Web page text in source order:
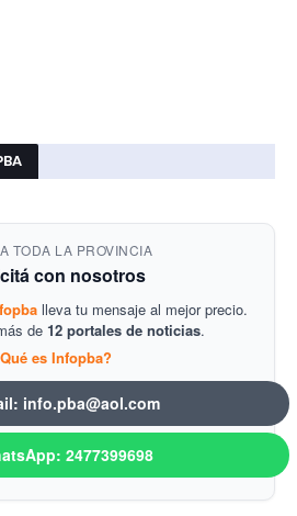
TODA LA PROVINCIA
con nosotros
lleva tu mensaje al mejor precio.
de 12 portales de noticias.
es Infopba?
info.pba@aol.com
2477399698